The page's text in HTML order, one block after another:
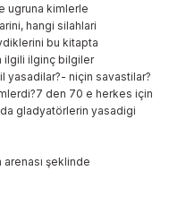
ugruna kimlerle
hangi silahlari
bu kitapta
ilgili ilginç bilgiler
niçin savastilar?
den 70 e herkes için
gladyatörlerin yasadigi
şeklinde